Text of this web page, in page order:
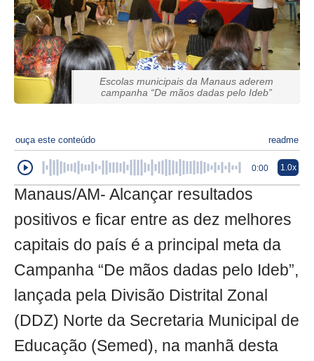
Escolas municipais da Manaus aderem
campanha “De mãos dadas pelo Ideb”
ouça este conteúdo readme
0:00 1.0x
Manaus/AM- Alcançar resultados
positivos e ficar entre as dez melhores
capitais do país é a principal meta da
Campanha “De mãos dadas pelo Ideb”,
lançada pela Divisão Distrital Zonal
(DDZ) Norte da Secretaria Municipal de
Educação (Semed), na manhã desta